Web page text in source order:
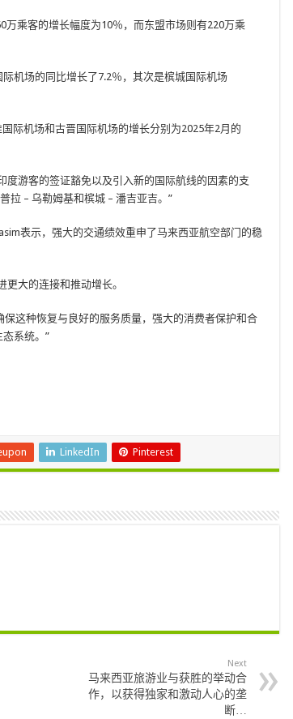
乘客的增长幅度为10％，而东盟市场则有220万乘
机场的同比增长了7.2％，其次是槟城国际机场
际机场和古晋国际机场的增长分别为2025年2月的
度游客的签证豁免以及引入新的国际航线的因素的支
拉 – 乌勒姆基和槟城 – 潘吉亚吉。”
表示，强大的交通绩效重申了马来西亚航空部门的稳
大的连接和推动增长。
这种恢复与良好的服务质量，强大的消费者保护和合
系统。”
LinkedIn Pinterest
Next
马来西亚旅游业与获胜的举动合
作，以获得独家和激动人心的垄
断…